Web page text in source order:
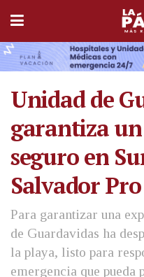
Unidad de
garantiza
seguro en
Salvador
Para garantizar una
de Guardavidas ha
la playa, listo para
emergencia que pueda